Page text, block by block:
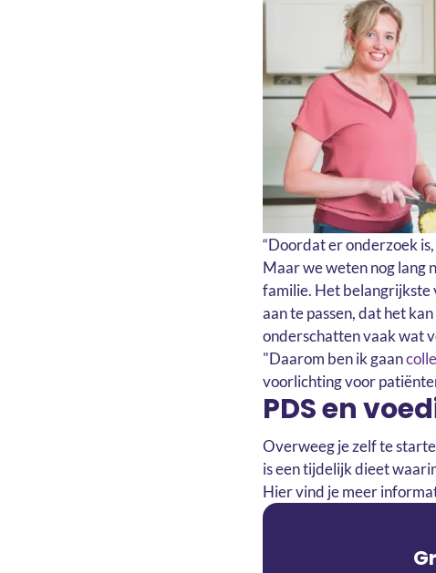
“Doordat er onderzoek
Maar we weten nog lang
familie. Het belangrijkste
aan te passen, dat het
onderschatten vaak wat
"Daarom ben ik gaan
voorlichting voor
PDS en
Overweeg je zelf te
is een tijdelijk dieet
Hier vind je meer